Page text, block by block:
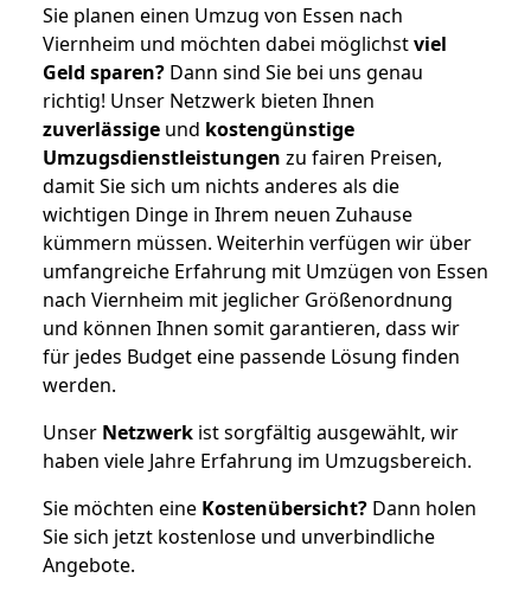
Sie planen einen Umzug von Essen nach
Viernheim und möchten dabei möglichstviel
Geld sparen? Dann sind Sie bei uns genau
richtig! Unser Netzwerk bieten Ihnen
zuverlässige und kostengünstige
Umzugsdienstleistungen zu fairen Preisen,
damit Sie sich um nichts anderes als die
wichtigen Dinge in Ihrem neuen Zuhause
kümmern müssen. Weiterhin verfügen wir über
umfangreiche Erfahrung mit Umzügen von Essen
nach Viernheim mit jeglicher Größenordnung
und können Ihnen somit garantieren, dass wir
für jedes Budget eine passende Lösung finden
werden.
Unser Netzwerk ist sorgfältig ausgewählt, wir
haben viele Jahre Erfahrung im Umzugsbereich.
Sie möchten eine Kostenübersicht? Dann holen
Sie sich jetzt kostenlose und unverbindliche
Angebote.